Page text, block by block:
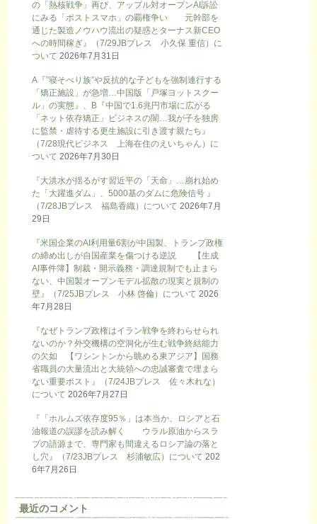
の「熱核戦争」再び、アップル対オープンAI訴訟
にみる「ポストスマホ」の覇権争い 元幹部を
通じた製造ノウハウ流出の疑惑とターナス新CEO
への時間稼ぎ』（7/29JBプレス 小久保 重信）に
ついて 2026年7月31日
A『”寝そべり族”や反抗的な子どもを強制連行する
「矯正施設」が急増…中国版「戸塚ヨットスクー
ル」の実態』、B『中国で1.6兆円市場に広がる
「ネット依存矯正」ビジネスの闇…我が子を独房
に監禁・虐待する更生施設に引き渡す親たち』
（7/28現代ビジネス 上海在住のえいちゃん）に
ついて 2026年7月30日
『大洪水が揺るがす習近平の「天命」…崩れ始め
た「大躍進ダム」、5000基のダムに危険信号 』
（7/28JBプレス 福島香織）について 2026年7月
29日
『米国企業のAI利用量6割が中国製、トランプ政権
の締め出しが自国産業を傷つける逆説 【生成
AI事件簿】制裁・開示義務・調達規制でも止まら
ない、中国製オープンモデル拡散の現実と規制の
壁』（7/25JBプレス 小林 啓倫）について 2026
年7月28日
『なぜトランプ政権はイラン戦争を終わらせられ
ないのか？外交機構の空洞化が生む戦争終結能力
の欠如 【ワシントンから眺める東アジア】国務
省職員の大量流出と大統領への忠誠審査で埋まら
ない重要ポスト』（7/24JBプレス 佐々木れな）
について 2026年7月27日
『「ホルムズ依存度95％」は本当か、ロシアと石
油報道の誤謬を読み解く ウラル原油からスラ
ブの語源まで、専門家も間違えるロシア論の落と
し穴』（7/23JBプレス 杉浦敏広）について 202
6年7月26日
最近のコメント